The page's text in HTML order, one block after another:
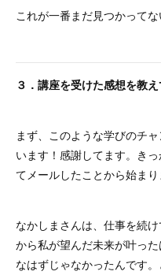
これが一番まだ見つかって
３．講座を受けた感想を教
まず、このような学びのチ
います！感謝してます。き
てメールしたことから始まり
なかしまさんは、仕事を続
から私が望んだ未来が叶っ
なはずじゃなかったんです